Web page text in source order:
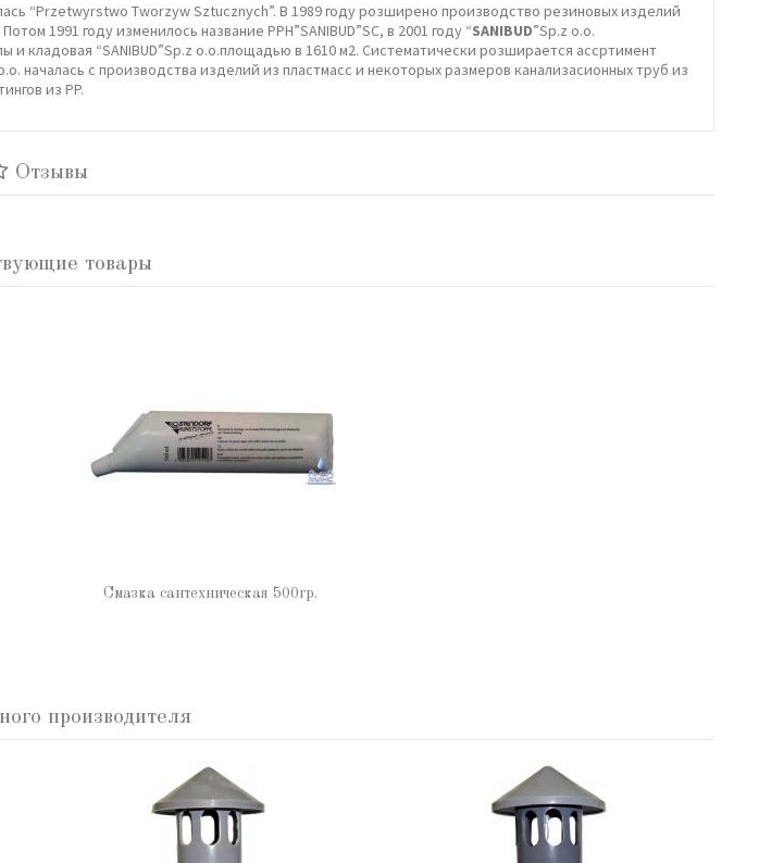
“Przetwуrstwo Tworzyw Sztucznych”. В 1989 году розширено производство резиновых изделий
1991 году изменилось название PPH”SANIBUD”SC, в 2001 году “SANIBUD”Sp.z o.o.
кладовая “SANIBUD”Sp.z o.o.площадью в 1610 м2. Систематически розширается ассртимент
началась с производства изделий из пластмасс и некоторых размеров канализасионных труб из
из PP.
Отзывы
товары
Смазка сантехническая 500гр.
производителя